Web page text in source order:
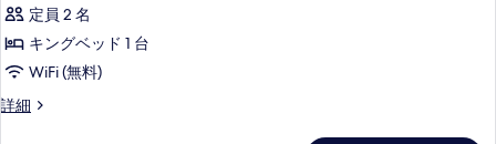
dell'Eremita
Terrace
&
Jacuzzi)
の
テ
ラ
ス
(Suite
Terrace
ル
ー
ム
テ
定員 2 名
キングベッド 1 台
WiFi (無料)
詳細
プ